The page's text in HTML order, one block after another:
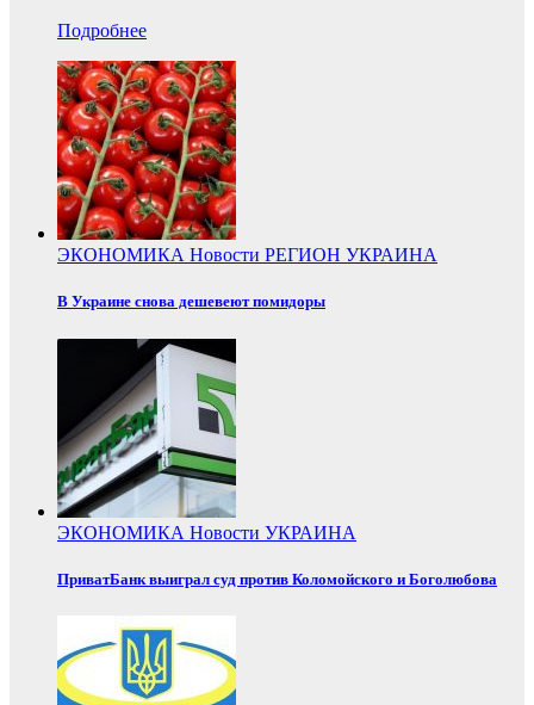
Подробнее
ЭКОНОМИКА Новости РЕГИОН УКРАИНА
В Украине снова дешевеют помидоры
ЭКОНОМИКА Новости УКРАИНА
ПриватБанк выиграл суд против Коломойского и Боголюбова